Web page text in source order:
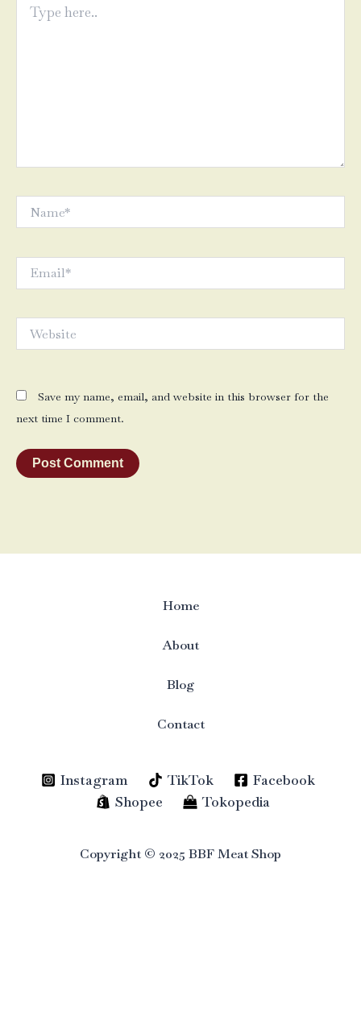
here..
Save my name, email, and website in this browser for the
next time I comment.
Home
About
Blog
Contact
Instagram TikTok
Facebook
Shopee
Tokopedia
Copyright © 2025 BBF Meat Shop